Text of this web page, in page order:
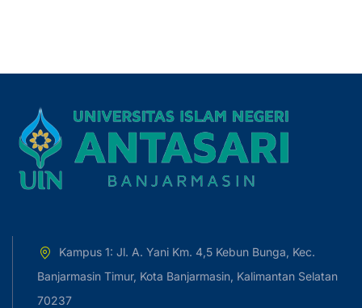
Kampus 1: Jl. A. Yani Km. 4,5 Kebun Bunga, Kec.
Banjarmasin Timur, Kota Banjarmasin, Kalimantan Selatan
70237